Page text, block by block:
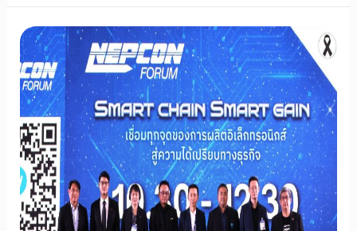
เริ่ม
ต้น
ที่
มาตรฐาน!
EEI
ถ่ายทอด
เทคโนโลยี
การ
ทดสอบ
EV
และ